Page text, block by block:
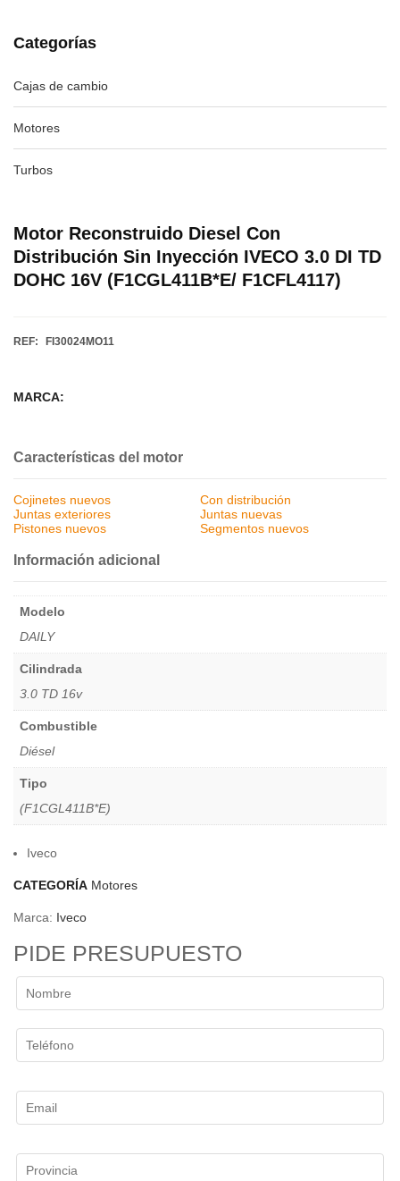
Categorías
Cajas de cambio
Motores
Turbos
Motor Reconstruido Diesel Con
Distribución Sin Inyección IVECO 3.0 DI TD
DOHC 16V (F1CGL411B*E/ F1CFL4117)
REF: FI30024MO11
MARCA:
Características del motor
Cojinetes nuevos
Con distribución
Juntas exteriores
Juntas nuevas
Pistones nuevos
Segmentos nuevos
Información adicional
Modelo
DAILY
Cilindrada
3.0 TD 16v
Combustible
Diésel
Tipo
(F1CGL411B*E)
Iveco
CATEGORÍA Motores
Marca: Iveco
PIDE PRESUPUESTO